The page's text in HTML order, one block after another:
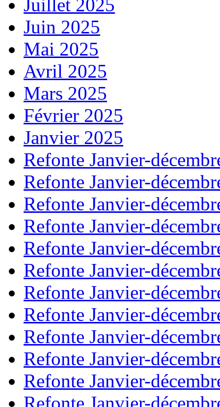
Juillet 2025
Juin 2025
Mai 2025
Avril 2025
Mars 2025
Février 2025
Janvier 2025
Refonte Janvier-
Refonte Janvier-
Refonte Janvier-
Refonte Janvier-
Refonte Janvier-
Refonte Janvier-
Refonte Janvier-
Refonte Janvier-
Refonte Janvier-
Refonte Janvier-
Refonte Janvier-